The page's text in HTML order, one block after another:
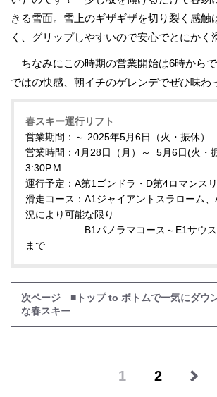
きる雪面。雪上のギザギザを切り裂く感触
く、グリップしやすいので安心でとにかく
ちなみにこの時期の営業開始は6時から
ではの快感、朝イチのゲレンデでぜひ味わ
春スキー運行リフト
営業期間：～ 2025年5月6日（火・振休）
営業時間：4月28日（月）～ 5月6日(火・
3:30P.M.
運行予定：A第1ゴンドラ・D第4ロマンス
滑走コース：A1ジャイアントスラローム
況により可能な限り
B1パノラマコース～E1サウスコ
まで
次ページ ■トップ to ボトムで一気にダウ
な春スキー
1 2